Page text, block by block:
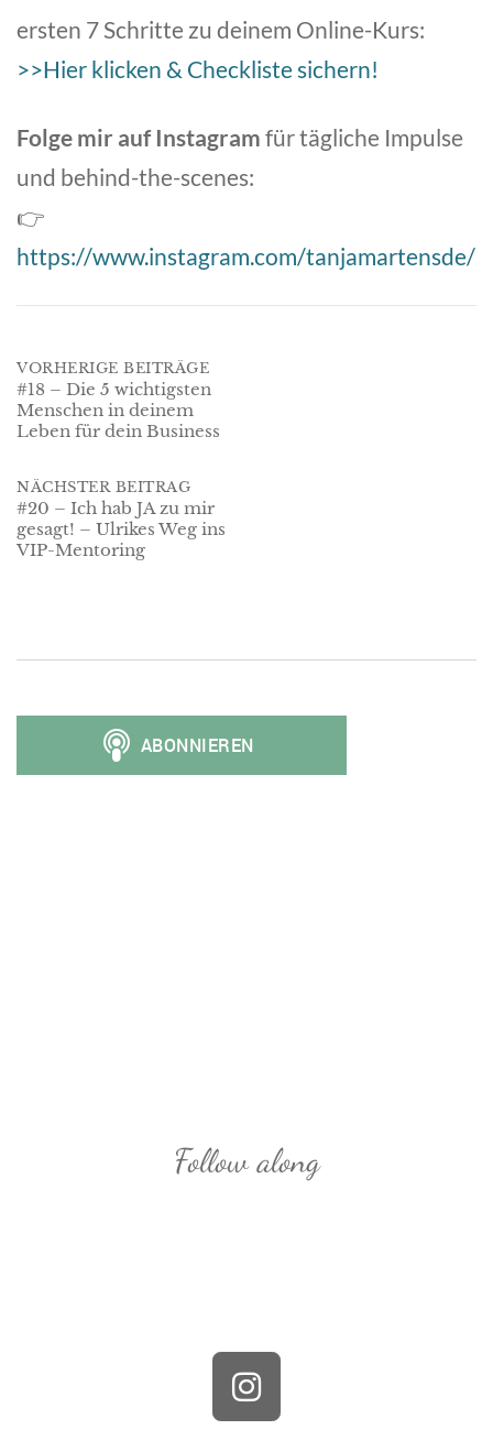
ersten 7 Schritte zu deinem Online-Kurs:
>>Hier klicken & Checkliste sichern!
Folge mir auf Instagram für tägliche Impulse
und behind-the-scenes:
👉
https://www.instagram.com/tanjamartensde/
Post
navigation
VORHERIGE BEITRÄGE
#18 – Die 5 wichtigsten
Menschen in deinem
Leben für dein Business
NÄCHSTER BEITRAG
#20 – Ich hab JA zu mir
gesagt! – Ulrikes Weg ins
VIP-Mentoring
Follow along